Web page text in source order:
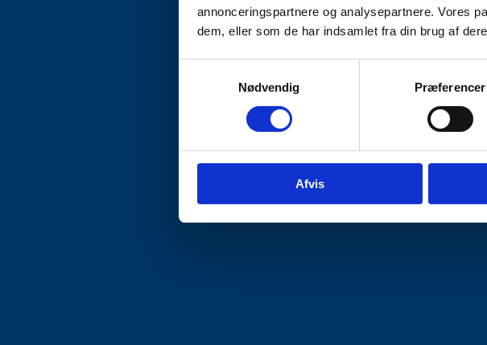
annonceringspartnere og analysepartnere. Vores
dem, eller som de har indsamlet fra din brug af
Nødvendig
Præferencer
Afvis